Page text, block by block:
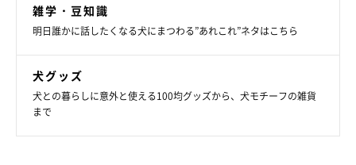
雑学・豆知識
明日誰かに話したくなる犬にまつわる”あれこれ”ネタはこちら
犬グッズ
犬との暮らしに意外と使える100均グッズから、犬モチーフの雑貨
まで